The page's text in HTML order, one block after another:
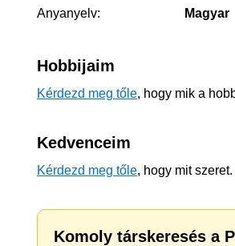
Anyanyelv: Magyar
Hobbijaim
Kérdezd meg tőle, hogy mik a
Kedvenceim
Kérdezd meg tőle, hogy mit szeret.
Komoly társkeresés a